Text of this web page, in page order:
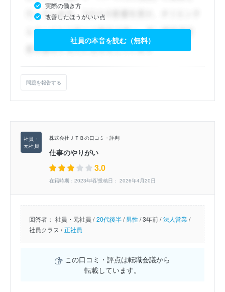
実際の働き方
改善したほうがいい点
社員の本音を読む（無料）
問題を報告する
株式会社ＪＴＢの口コミ・評判
仕事のやりがい
3.0
在籍時期：2023年頃/投稿日： 2026年4月20日
回答者： 社員・元社員 / 20代後半/男性/3年前 / 法人営業/
社員クラス / 正社員
この口コミ・評点は転職会議から
転載しています。